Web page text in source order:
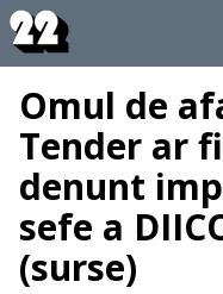
Omul de
Tender ar
denunt
sefe a
(surse)